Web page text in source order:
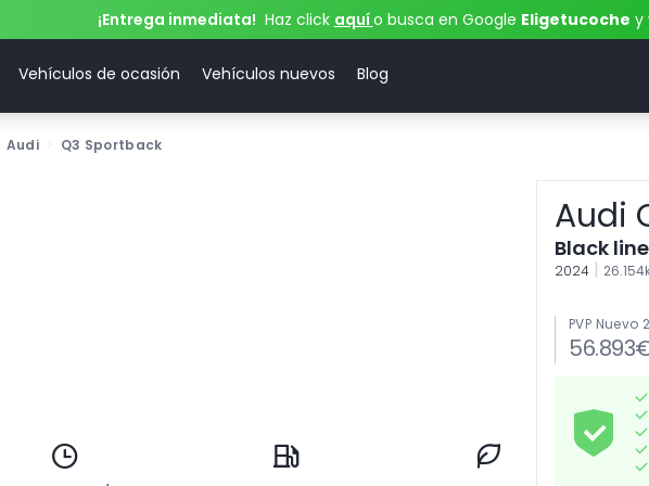
¡Entrega inmediata! Haz click aquío busca en Google Eligetucoche y
Vehículos de ocasión Vehículos nuevos Blog
Audi Q3 Sportback
Audi
Black
2024 |
PVP Nuevo